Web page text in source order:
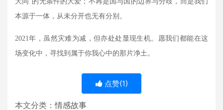
本源于一体，从未分开也无有分别。
2021年，虽然灾难为减，但亦处处显现生机。愿我们都能在这
场变化中，寻找到属于你我心中的那片净土。
点赞(1)
本文分类：情感故事